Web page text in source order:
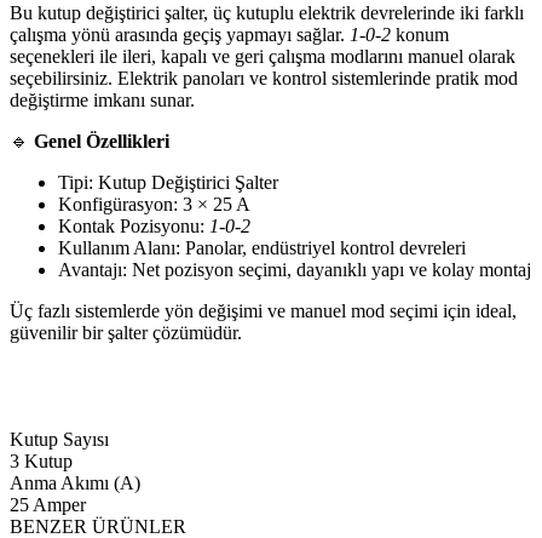
Bu kutup değiştirici şalter, üç kutuplu elektrik devrelerinde iki farklı
çalışma yönü arasında geçiş yapmayı sağlar. 1‑0‑2 konum
seçenekleri ile ileri, kapalı ve geri çalışma modlarını manuel olarak
seçebilirsiniz. Elektrik panoları ve kontrol sistemlerinde pratik mod
değiştirme imkanı sunar.
🔹 Genel Özellikleri
Tipi: Kutup Değiştirici Şalter
Konfigürasyon: 3 × 25 A
Kontak Pozisyonu: 1‑0‑2
Kullanım Alanı: Panolar, endüstriyel kontrol devreleri
Avantajı: Net pozisyon seçimi, dayanıklı yapı ve kolay montaj
Üç fazlı sistemlerde yön değişimi ve manuel mod seçimi için ideal,
güvenilir bir şalter çözümüdür.
Kutup Sayısı
3 Kutup
Anma Akımı (A)
25 Amper
BENZER ÜRÜNLER